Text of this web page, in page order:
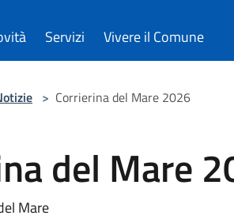
Servizi Vivere il Comune
> Corrierina del Mare 2026
del Mare
Mare